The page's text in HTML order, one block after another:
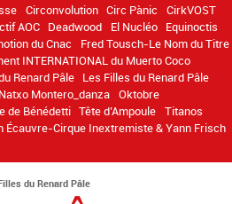
Circonvolution Circ Pànic
CirkVOST
AOC Deadwood El Nucléo Equinoctis
du Cnac
Fred Tousch-Le Nom du Titre
INTERNATIONAL du Muerto Coco
Renard Pâle Les Filles du Renard Pâle
Natxo Montero_danza Oktobre
de Bénédetti Tête d’Ampoule Titanos
Écauvre-Cirque Inextremiste & Yann Frisch
du Renard Pâle